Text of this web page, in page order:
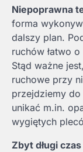
Niepoprawna
forma
dalszy plan.
ruchów łatwo
Stąd ważne
ruchowe przy
przejdziemy do
unikać m.in.
wygiętych
Zbyt długi